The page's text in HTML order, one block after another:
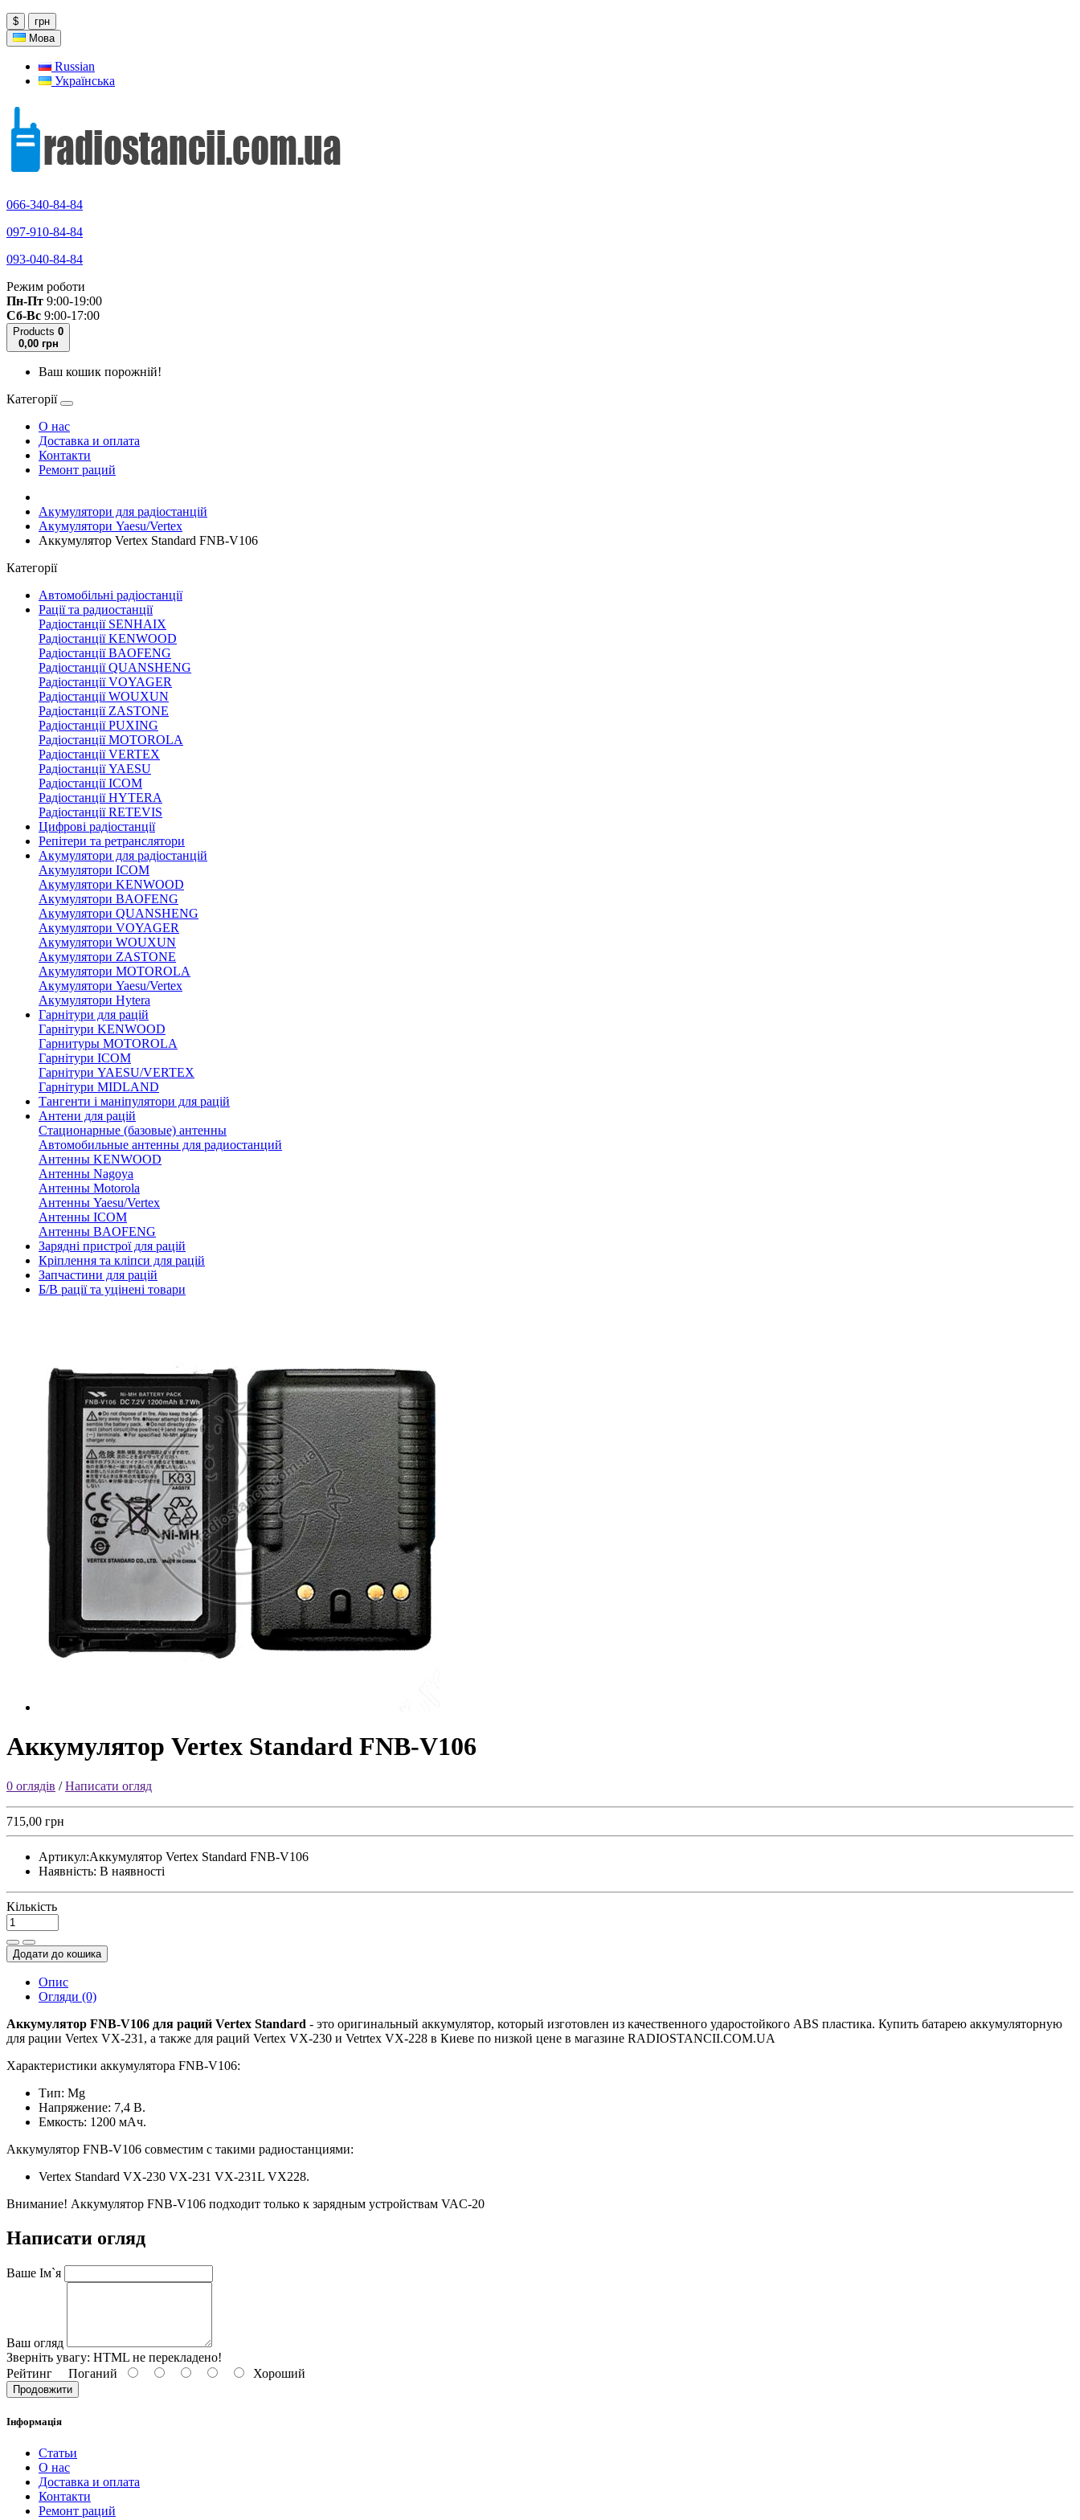
$
грн
Мова
Russian
Українська
066-340-84-84
097-910-84-84
093-040-84-84
Режим роботи
Пн-Пт 9:00-19:00
Сб-Вс 9:00-17:00
Products 0
0,00 грн
Ваш кошик порожній!
Категорії
О нас
Доставка и оплата
Контакти
Ремонт раций
Акумулятори для радіостанцій
Акумулятори Yaesu/Vertex
Аккумулятор Vertex Standard FNB-V106
Категорії
Автомобільні радіостанції
Рації та радиостанції
Радіостанції SENHAIX
Радіостанції KENWOOD
Радіостанції BAOFENG
Радіостанції QUANSHENG
Радіостанції VOYAGER
Радіостанції WOUXUN
Радіостанції ZASTONE
Радіостанції PUXING
Радіостанції MOTOROLA
Радіостанції VERTEX
Радіостанції YAESU
Радіостанції ICOM
Радіостанції HYTERA
Радіостанції RETEVIS
Цифрові радіостанції
Репітери та ретранслятори
Акумулятори для радіостанцій
Акумулятори ICOM
Акумулятори KENWOOD
Акумулятори BAOFENG
Акумулятори QUANSHENG
Акумулятори VOYAGER
Акумулятори WOUXUN
Акумулятори ZASTONE
Акумулятори MOTOROLA
Акумулятори Yaesu/Vertex
Акумулятори Hytera
Гарнітури для рацій
Гарнітури KENWOOD
Гарнитуры MOTOROLA
Гарнітури ICOM
Гарнітури YAESU/VERTEX
Гарнітури MIDLAND
Тангенти і маніпулятори для рацій
Антени для рацій
Стационарные (базовые) антенны
Автомобильные антенны для радиостанций
Антенны KENWOOD
Антенны Nagoya
Антенны Motorola
Антенны Yaesu/Vertex
Антенны ICOM
Антенны BAOFENG
Зарядні пристрої для рацій
Кріплення та кліпси для рацій
Запчастини для рацій
Б/В рації та уцінені товари
Аккумулятор Vertex Standard FNB-V106
0 оглядів /Написати огляд
715,00 грн
Артикул:Аккумулятор Vertex Standard FNB-V106
Наявність: В наявності
Кількість
Додати до кошика
Опис
Огляди (0)
Аккумулятор FNB-V106 для раций Vertex Standard - это оригинальный аккумулятор, который изготовлен из качественного ударостойкого ABS пластика. Купить батарею аккумуляторную
для рации Vertex VX-231, а также для раций Vertex VX-230 и Vetrtex VX-228 в Киеве по низкой цене в магазине RADIOSTANCII.COM.UA
Характеристики аккумулятора FNB-V106:
Тип: Mg
Напряжение: 7,4 В.
Емкость: 1200 мАч.
Аккумулятор FNB-V106 совместим с такими радиостанциями:
Vertex Standard VX-230 VX-231 VX-231L VX228.
Внимание! Аккумулятор FNB-V106 подходит только к зарядным устройствам VAC-20
Написати огляд
Ваше Ім`я
Ваш огляд
Зверніть увагу: HTML не перекладено!
Рейтинг Поганий Хороший
Продовжити
Інформація
Статьи
О нас
Доставка и оплата
Контакти
Ремонт раций